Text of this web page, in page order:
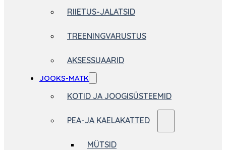
RIIETUS-JALATSID
TREENINGVARUSTUS
AKSESSUAARID
JOOKS-MATK
KOTID JA JOOGISÜSTEEMID
PEA-JA KAELAKATTED
MÜTSID